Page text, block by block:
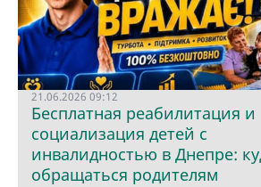
21.06.2026 09:12
Бесплатная реабилитация и
социализация детей с
инвалидностью в Днепре:
обращаться родителям